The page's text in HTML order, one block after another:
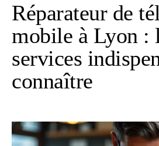
Réparateur de
mobile à Lyon :
services
connaître